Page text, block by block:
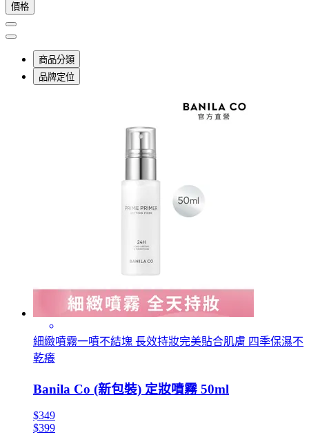
價格
商品分類
品牌定位
細緻噴霧一噴不結塊 長效持妝完美貼合肌膚 四季保濕不
乾癢
Banila Co (新包裝) 定妝噴霧 50ml
$349
$399